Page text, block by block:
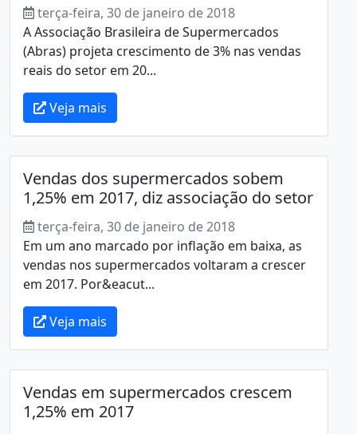
terça-feira, 30 de janeiro de 2018
A Associação Brasileira de Supermercados
(Abras) projeta crescimento de 3% nas vendas
reais do setor em 20...
Veja mais
Vendas dos supermercados sobem
1,25% em 2017, diz associação do setor
terça-feira, 30 de janeiro de 2018
Em um ano marcado por inflação em baixa, as
vendas nos supermercados voltaram a crescer
em 2017. Por&eacut...
Veja mais
Vendas em supermercados crescem
1,25% em 2017